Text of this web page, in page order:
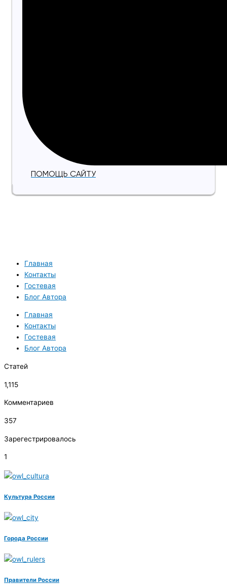
ПОМОЩЬ САЙТУ
Главная
Контакты
Гостевая
Блог Автора
Главная
Контакты
Гостевая
Блог Автора
Статей
1,115
Комментариев
357
Зарегестрировалось
1
Культура России
Города России
Правители России